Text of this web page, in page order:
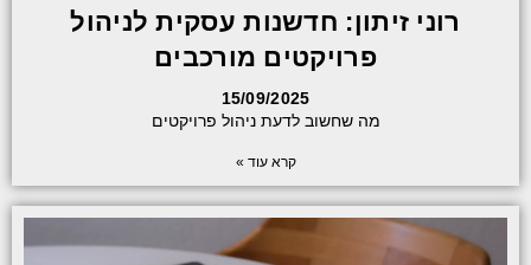
רוני זיתון: חדשנות עסקית לניהול
פרויקטים מורכבים
15/09/2025
מה שחשוב לדעת ניהול פרויקטים
קרא עוד »